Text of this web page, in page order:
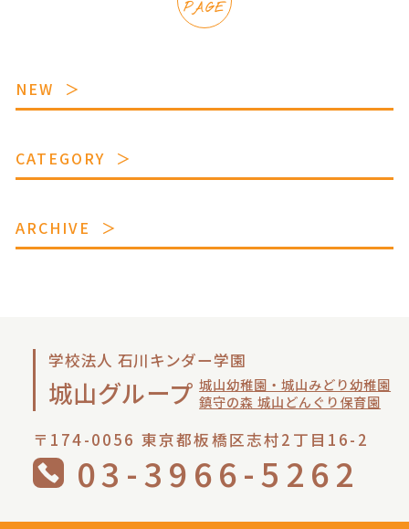
PAGE
NEW
CATEGORY
ARCHIVE
学校法人 石川キンダー学園
城山グループ 城山幼稚園・城山みどり幼稚園
鎮守の森 城山どんぐり保育園
〒174-0056 東京都板橋区志村2丁目16-2
03-3966-5262